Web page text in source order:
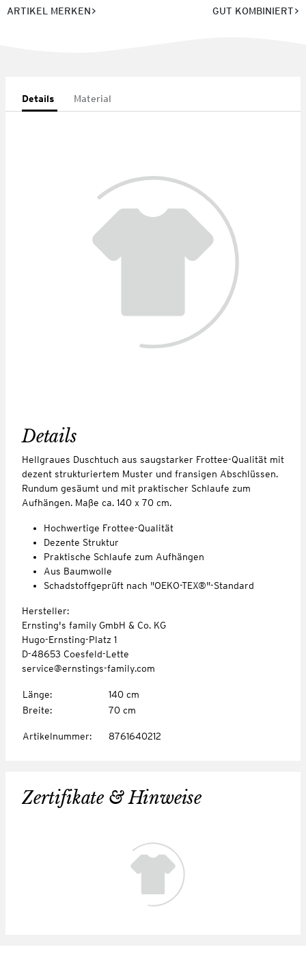
ARTIKEL MERKEN GUT KOMBINIERT
Details Material
Details
Hellgraues Duschtuch aus saugstarker Frottee-Qualität mit
dezent strukturiertem Muster und fransigen Abschlüssen.
Rundum gesäumt und mit praktischer Schlaufe zum
Aufhängen. Maße ca. 140 x 70 cm.
Hochwertige Frottee-Qualität
Dezente Struktur
Praktische Schlaufe zum Aufhängen
Aus Baumwolle
Schadstoffgeprüft nach "OEKO-TEX®"-Standard
Hersteller:
Ernsting's family GmbH & Co. KG
Hugo-Ernsting-Platz 1
D-48653 Coesfeld-Lette
service@ernstings-family.com
Länge:
140 cm
Breite: 70 cm
Artikelnummer: 8761640212
Zertifikate & Hinweise